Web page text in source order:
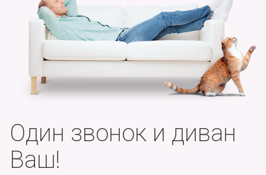
Один звонок и диван
Ваш!